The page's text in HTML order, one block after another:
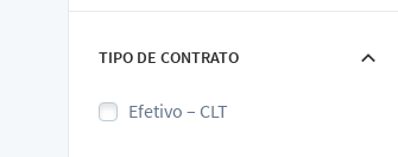
TIPO DE CONTRATO
Efetivo – CLT